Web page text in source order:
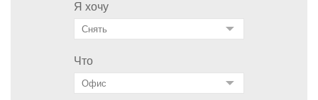
Я хочу
Что